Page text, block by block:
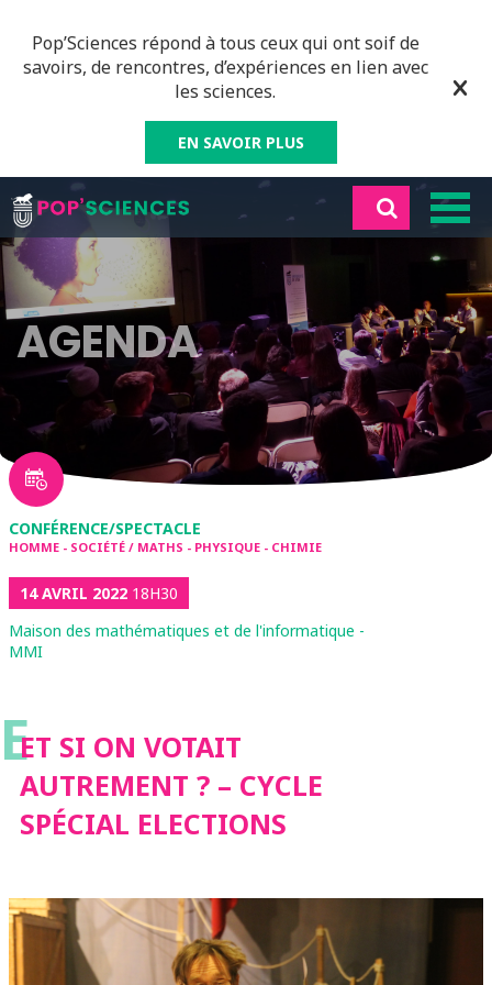
Pop’Sciences répond à tous ceux qui ont soif de
savoirs, de rencontres, d’expériences en lien avec
les sciences.
EN SAVOIR PLUS
AGENDA
CONFÉRENCE/SPECTACLE
HOMME - SOCIÉTÉ / MATHS - PHYSIQUE - CHIMIE
14 AVRIL 2022 18H30
Maison des mathématiques et de l'informatique -
MMI
EET SI ON VOTAIT
AUTREMENT ? – CYCLE
SPÉCIAL ELECTIONS